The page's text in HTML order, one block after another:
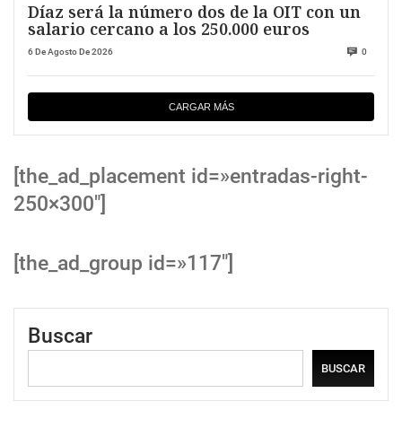
Díaz será la número dos de la OIT con un
salario cercano a los 250.000 euros
6 De Agosto De 2026 0
CARGAR MÁS
[the_ad_placement id=»entradas-right-
250×300″]
[the_ad_group id=»117″]
Buscar
BUSCAR